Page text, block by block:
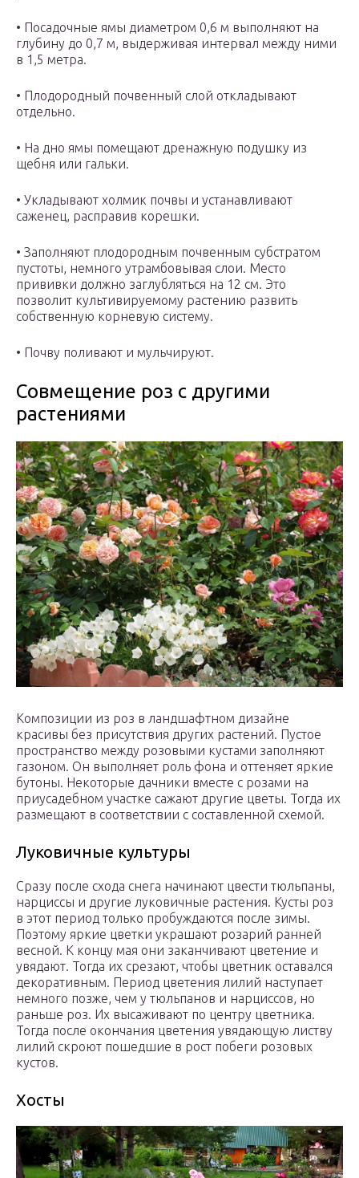
• Посадочные ямы диаметром 0,6 м выполняют на
глубину до 0,7 м, выдерживая интервал между ними
в 1,5 метра.
• Плодородный почвенный слой откладывают
отдельно.
• На дно ямы помещают дренажную подушку из
щебня или гальки.
• Укладывают холмик почвы и устанавливают
саженец, расправив корешки.
• Заполняют плодородным почвенным субстратом
пустоты, немного утрамбовывая слои. Место
прививки должно заглубляться на 12 см. Это
позволит культивируемому растению развить
собственную корневую систему.
• Почву поливают и мульчируют.
Совмещение роз с другими
растениями
Композиции из роз в ландшафтном дизайне
красивы без присутствия других растений. Пустое
пространство между розовыми кустами заполняют
газоном. Он выполняет роль фона и оттеняет яркие
бутоны. Некоторые дачники вместе с розами на
приусадебном участке сажают другие цветы. Тогда их
размещают в соответствии с составленной схемой.
Луковичные культуры
Сразу после схода снега начинают цвести тюльпаны,
нарциссы и другие луковичные растения. Кусты роз
в этот период только пробуждаются после зимы.
Поэтому яркие цветки украшают розарий ранней
весной. К концу мая они заканчивают цветение и
увядают. Тогда их срезают, чтобы цветник оставался
декоративным. Период цветения лилий наступает
немного позже, чем у тюльпанов и нарциссов, но
раньше роз. Их высаживают по центру цветника.
Тогда после окончания цветения увядающую листву
лилий скроют пошедшие в рост побеги розовых
кустов.
Хосты